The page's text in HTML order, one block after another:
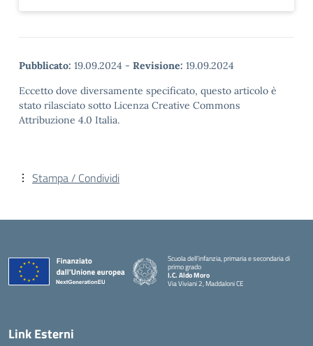
Pubblicato: 19.09.2024 - Revisione: 19.09.2024
Eccetto dove diversamente specificato, questo articolo è
stato rilasciato sotto Licenza Creative Commons
Attribuzione 4.0 Italia.
Stampa / Condividi
Scuola dell’infanzia, primaria e secondaria di
primo grado
I.C. Aldo Moro
Via Viviani 2, Maddaloni CE
Link Esterni